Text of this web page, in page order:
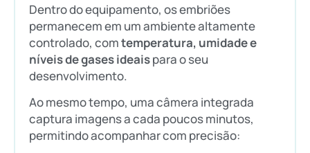
Dentro do equipamento, os embriões
permanecem em um ambiente altamente
controlado, comtemperatura, umidade e
níveis de gases ideaispara o seu
desenvolvimento.
Ao mesmo tempo, uma câmera integrada
captura imagens a cada poucos minutos,
permitindo acompanhar com precisão: